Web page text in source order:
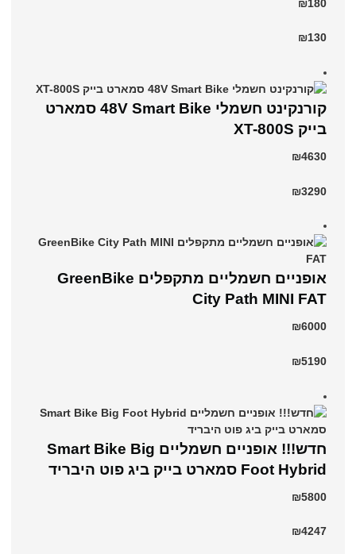
₪180
₪130
קורנקינט חשמלי 48V Smart Bike סמארט
בייק XT-800S
₪4630
₪3290
אופניים חשמליים ‏מתקפלים GreenBike
City Path MINI FAT
₪6000
₪5190
חדש!!! אופניים חשמליים Smart Bike Big
Foot Hybrid סמארט בייק ביג פוט היבריד
₪5800
₪4247